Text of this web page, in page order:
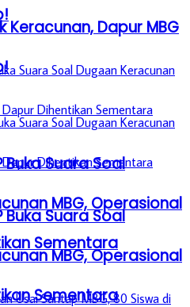
Buka Suara Soal
MBG, Operasional
Sementara
Keracunan, Dapur MBG
Buka Suara Soal
MBG, Operasional
Sementara